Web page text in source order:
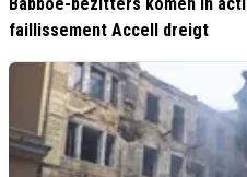
faillissement Accell dreigt